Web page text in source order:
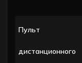
Пульт
дистанционного